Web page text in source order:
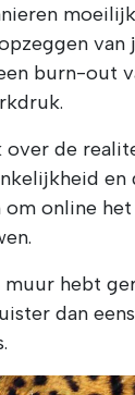
van
burn-out
over de
en
online
muur hebt
dan